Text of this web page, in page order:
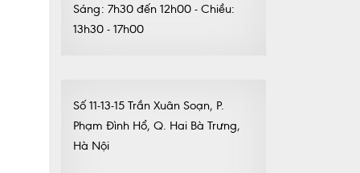
Sáng: 7h30 đến 12h00 - Chiều:
13h30 - 17h00
Số 11-13-15 Trần Xuân Soạn, P.
Phạm Đình Hổ, Q. Hai Bà Trưng,
Hà Nội